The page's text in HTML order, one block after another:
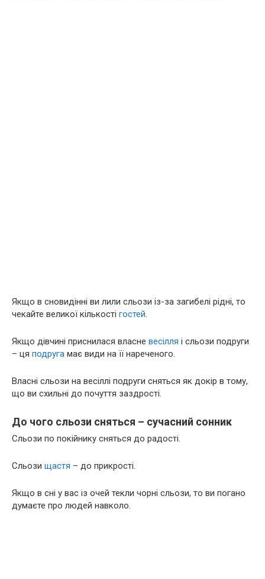
Якщо в сновидінні ви лили сльози із-за загибелі рідні, то
чекайте великої кількості гостей.
Якщо дівчині приснилася власне весілля і сльози подруги
– ця подруга має види на її нареченого.
Власні сльози на весіллі подруги сняться як докір в тому,
що ви схильні до почуття заздрості.
До чого сльози сняться – сучасний сонник
Сльози по покійнику сняться до радості.
Сльози щастя – до прикрості.
Якщо в сні у вас із очей текли чорні сльози, то ви погано
думаєте про людей навколо.